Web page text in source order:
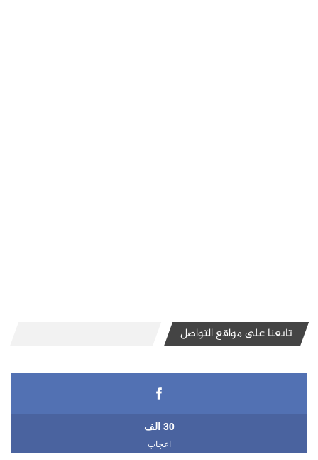
تابعنا على مواقع التواصل
30 الف
اعجاب